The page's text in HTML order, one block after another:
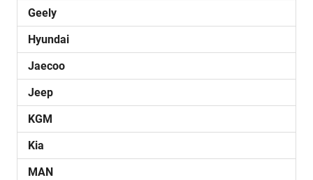
Geely
Hyundai
Jaecoo
Jeep
KGM
Kia
MAN